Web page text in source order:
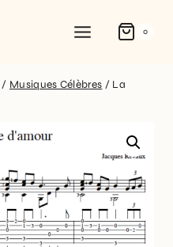
0
/ Musiques Célèbres / La